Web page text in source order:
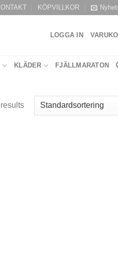
KÖPVILLKOR
LOGGA IN
KLÄDER FJÄLLMARATON